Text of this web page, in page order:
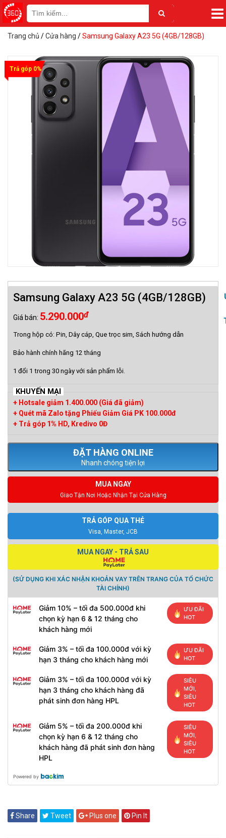
Trang chủ /Cửa hàng /Samsung Galaxy A23 5G (4GB/128GB)
Trả góp 0%
Samsung Galaxy A23 5G (4GB/128GB)
Giá bán: 5.290.000đ
Trong hộp có: Pin, Dây cáp, Que trọc sim, Sách hướng dẫn
Bảo hành chính hãng 12 tháng
1 đổi 1 trong 30 ngày với sản phẩm lỗi.
KHUYẾN MẠI
+ Hotsale giảm 1.400.000 (Giá đã giảm)
+ Quét mã Zalo tặng Phiếu Giảm Giá PK 100.000đ
+ Trả góp 1% HD, Kredivo 0Đ
Nhanh chóng tiện lợi
MUA NGAY
Giao Tận Nơi Hoặc Nhận Tại Cửa Hàng
TRẢ GÓP QUA THẺ
Visa, Master, JCB
MUA NGAY - TRẢ SAU
(SỬ DỤNG KHI XÁC NHẬN KHOẢN VAY TRÊN TRANG CỦA TỔ CHỨC
TÀI CHÍNH)
Giảm 10% – tối đa 500.000đ khi
chọn kỳ hạn 6 & 12 tháng cho
khách hàng mới
ƯU ĐÃI
HOT
Giảm 3% – tối đa 100.000đ với kỳ
hạn 3 tháng cho khách hàng mới
ƯU ĐÃI
HOT
Giảm 3% – tối đa 100.000đ với kỳ
hạn 3 tháng cho khách hàng đã
phát sinh đơn hàng HPL
SIÊU
MỚI,
SIÊU
HOT
Giảm 5% – tối đa 200.000đ khi
chọn kỳ hạn 6 & 12 tháng cho
khách hàng đã phát sinh đơn hàng
HPL
SIÊU
MỚI,
SIÊU
HOT
Powered by
Share Tweet Plus one Pin It